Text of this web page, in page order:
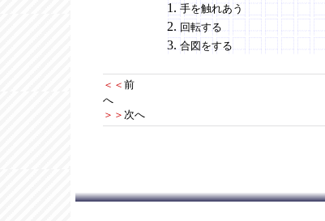
1. 手を触れあう
2. 回転する
3. 合図をする
＜＜ 前
へ
＞＞ 次へ